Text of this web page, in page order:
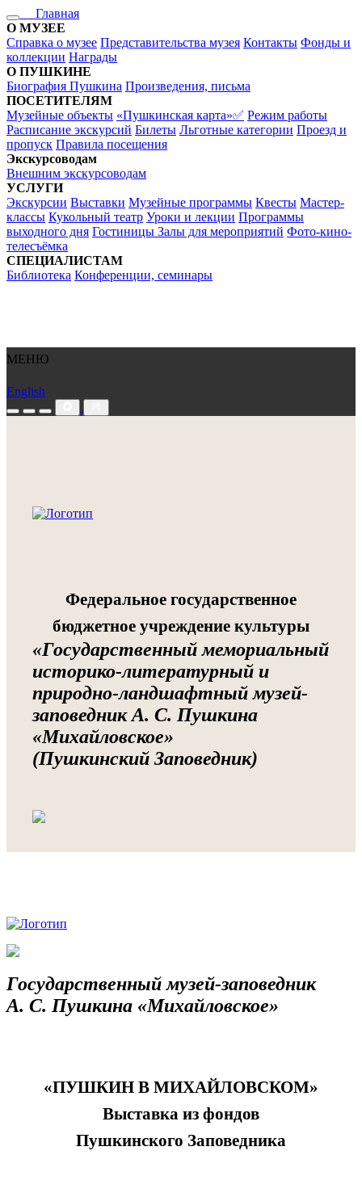
Главная
О МУЗЕЕ
Справка о музее Представительства музея Контакты Фонды и
коллекции Награды
О ПУШКИНЕ
Биография Пушкина Произведения, письма
ПОСЕТИТЕЛЯМ
Музейные объекты «Пушкинская карта»✅ Режим работы
Расписание экскурсий Билеты Льготные категории Проезд и
пропуск Правила посещения
Экскурсоводам
Внешним экскурсоводам
УСЛУГИ
Экскурсии Выставки Музейные программы Квесты Мастер-
классы Кукольный театр Уроки и лекции Программы
выходного дня Гостиницы Залы для мероприятий Фото-кино-
телесъёмка
СПЕЦИАЛИСТАМ
Библиотека Конференции, семинары
МЕНЮ
English
Федеральное государственное
бюджетное учреждение культуры
«Государственный мемориальный
историко-литературный и
природно-ландшафтный музей-
заповедник А. С. Пушкина
«Михайловское»
(Пушкинский Заповедник)
Государственный музей-заповедник
А. С. Пушкина «Михайловское»
«ПУШКИН В МИХАЙЛОВСКОМ»
Выставка из фондов
Пушкинского Заповедника